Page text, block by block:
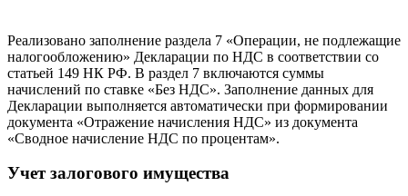
Реализовано заполнение раздела 7 «Операции, не подлежащие
налогообложению» Декларации по НДС в соответствии со
статьей 149 НК РФ. В раздел 7 включаются суммы
начислений по ставке «Без НДС». Заполнение данных для
Декларации выполняется автоматически при формировании
документа «Отражение начисления НДС» из документа
«Сводное начисление НДС по процентам».
Учет залогового имущества